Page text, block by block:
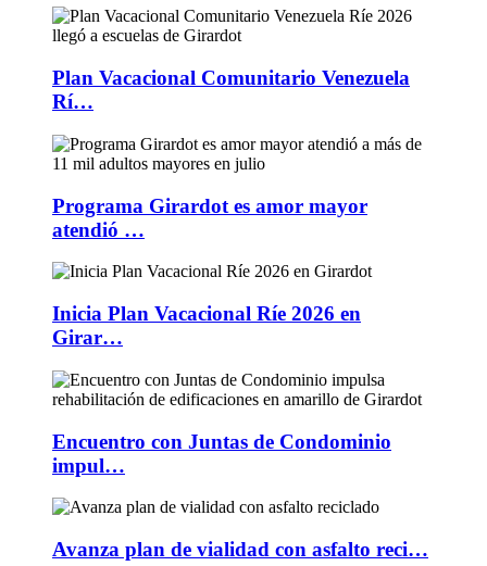
Plan Vacacional Comunitario Venezuela
Rí…
Programa Girardot es amor mayor
atendió …
Inicia Plan Vacacional Ríe 2026 en
Girar…
Encuentro con Juntas de Condominio
impul…
Avanza plan de vialidad con asfalto reci…